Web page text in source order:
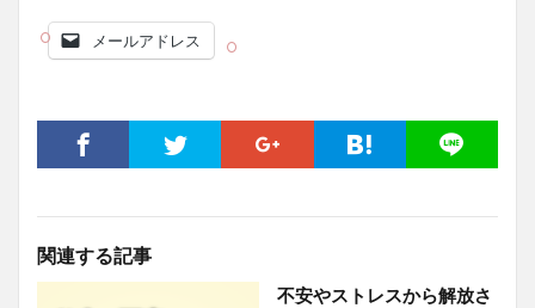
メールアドレス
関連する記事
不安やストレスから解放さ